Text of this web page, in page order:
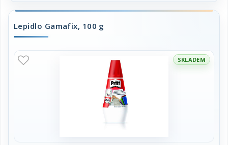
Lepidlo Gamafix, 100 g
SKLADEM